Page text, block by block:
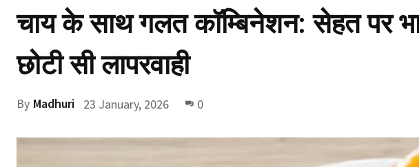
चाय के साथ गलत कॉम्बिनेशन: सेहत पर
छोटी सी लापरवाही
By Madhuri 23 January, 2026 0